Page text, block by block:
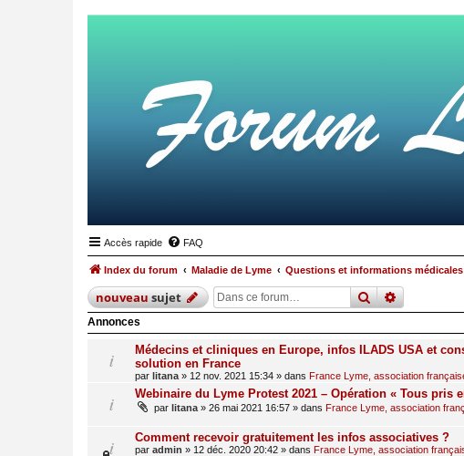
Accès rapide FAQ
Index du forum Maladie de Lyme Questions et informations
nouveausujet rechercher
recherche
Annonces
Médecins et cliniques en Europe, infos ILADS USA et
solution en France
par litana » 12 nov. 2021 15:34 » dans France Lyme, association
Webinaire du Lyme Protest 2021 – Opération « Tous pris
par litana » 26 mai 2021 16:57 » dans France Lyme, association
Comment recevoir gratuitement les infos associatives ?
par admin » 12 déc. 2020 20:42 » dans France Lyme, association